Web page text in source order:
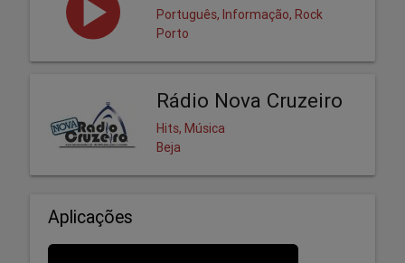
Português, Informação, Rock
Porto
Rádio Nova Cruzeiro
Hits, Música
Beja
Aplicações